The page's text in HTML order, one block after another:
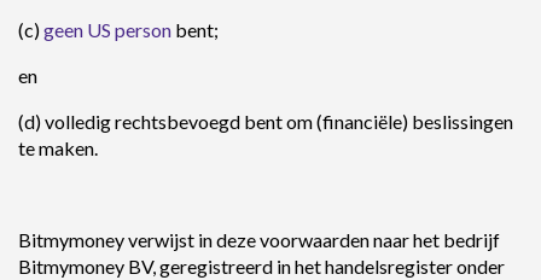
(c)geen US person bent;
en
(d) volledig rechtsbevoegd bent om (financiële) beslissingen
te maken.
Bitmymoney verwijst in deze voorwaarden naar het bedrijf
Bitmymoney BV, geregistreerd in het handelsregister onder